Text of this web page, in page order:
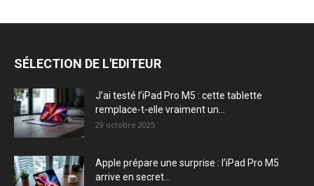
SÉLECTION DE L'EDITEUR
J’ai testé l’iPad Pro M5 : cette tablette
remplace-t-elle vraiment un...
29 octobre 2025
Apple prépare une surprise : l’iPad Pro M5
arrive en secret...